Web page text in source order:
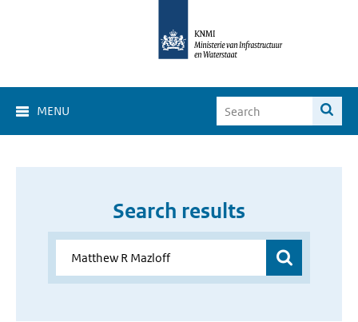
MENU
Search results